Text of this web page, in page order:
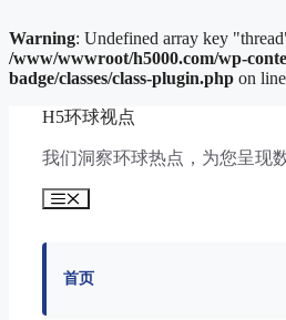
Warning: Undefined array key
/www/wwwroot/h5000.com/wp-
badge/classes/class-plugin.php on line
H5环球视点
我们洞察环球热点，为您呈现
菜
首页